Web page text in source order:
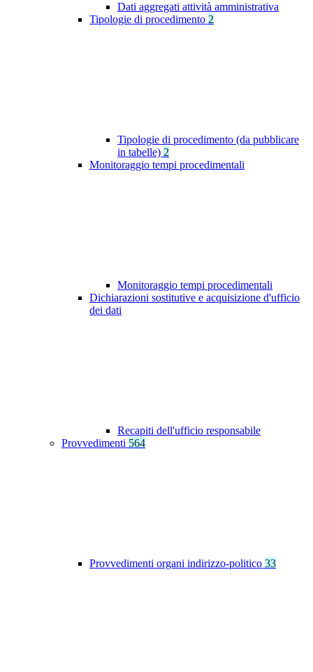
Dati aggregati attività amministrativa
Tipologie di procedimento 2
Tipologie di procedimento (da pubblicare
in tabelle) 2
Monitoraggio tempi procedimentali
Monitoraggio tempi procedimentali
Dichiarazioni sostitutive e acquisizione d'ufficio
dei dati
Recapiti dell'ufficio responsabile
Provvedimenti 564
Provvedimenti organi indirizzo-politico 33